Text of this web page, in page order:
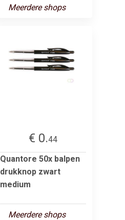
Meerdere shops
€ 0.44
Quantore 50x balpen
drukknop zwart
medium
Meerdere shops